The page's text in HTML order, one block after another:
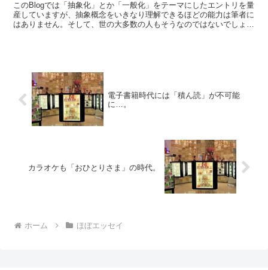
このBlogでは「抽象化」とか「一般化」をテーマにしたエントリを量
産していますが、抽象概念をいきなり理解できるほどの能力は筆者に
はありません。そして、世の大多数の人もそうなのではないでしょう
電子書籍時代には「積ん読」が不可能
に…。
カラオケも「おひとりさま」の時代。
ホーム ほぼエッセイ